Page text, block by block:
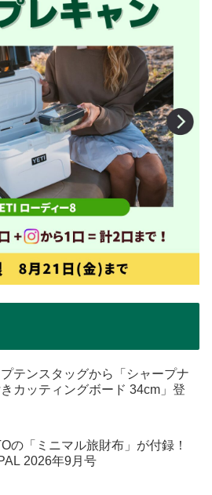
テンスタッグから「シャープナ
カッティングボード 34cm」登
の「ミニマル旅財布」が付録！
2026年9月号